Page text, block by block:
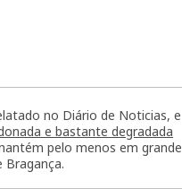
no Diário de Noticias, e
e bastante degradada
pelo menos em grande